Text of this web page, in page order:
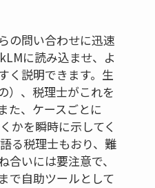
の問い合わせに迅速
に読み込ませ、よ
く説明できます。生
）、税理士がこれを
た、ケースごとに
かを瞬時に示してく
る税理士もおり、難
いには要注意で、
で自助ツールとして